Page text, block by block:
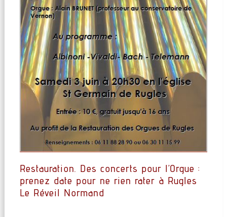
Restauration. Des concerts pour l’Orgue :
prenez date pour ne rien rater à Rugles
Le Réveil Normand